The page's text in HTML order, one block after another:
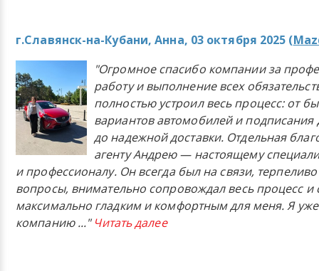
г.Славянск-на-Кубани, Анна, 03 октября 2025 (
"Огромное спасибо компании за
работу и выполнение всех
полностью устроил весь процесс: от
вариантов автомобилей и подписания
до надежной доставки. Отдельная
агенту Андрею — настоящему
и профессионалу. Он всегда был на связи,
вопросы, внимательно сопровождал весь процесс и
максимально гладким и комфортным для меня. Я
компанию..." Читать далее